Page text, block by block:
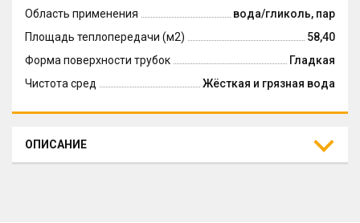
Область применения
вода/гликоль, пар
Площадь теплопередачи (м2)
58,40
Форма поверхности трубок
Гладкая
Чистота сред
Жёсткая и грязная вода
ОПИСАНИЕ